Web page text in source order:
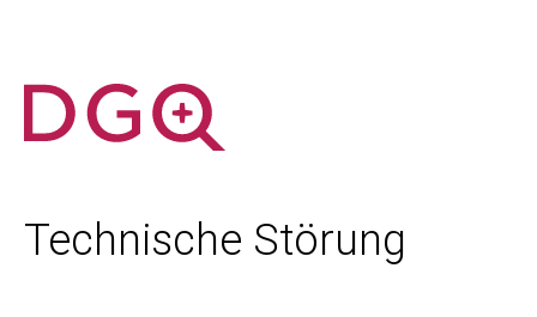
Technische Störung